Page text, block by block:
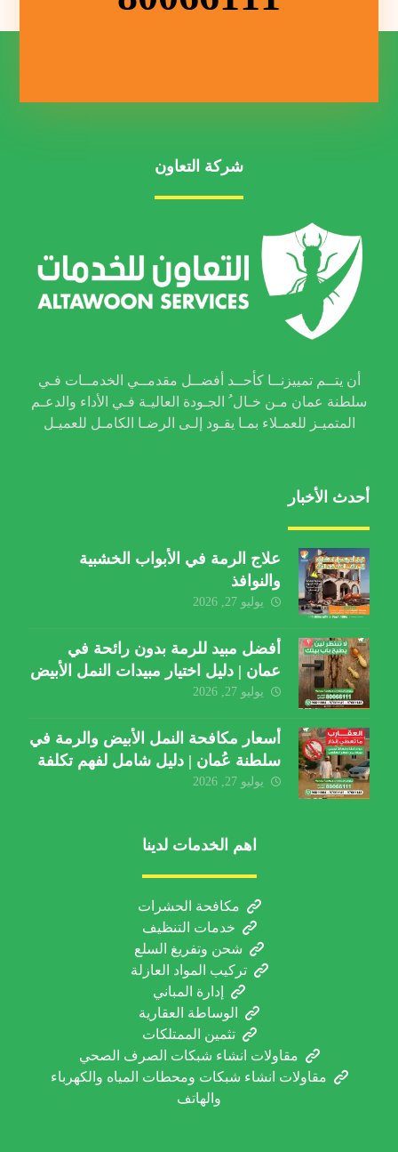
شركة التعاون
أن يتــم تمييزنــا كأحــد أفضــل مقدمــي الخدمــات فـي
سلطنة عمان مـن خـال ُ الجـودة العاليـة فـي الأداء والدعـم
المتميـز للعمـلاء بمـا يقـود إلـى الرضـا الكامـل للعميـل
أحدث الأخبار
علاج الرمة في الأبواب الخشبية
والنوافذ
يوليو 27, 2026
أفضل مبيد للرمة بدون رائحة في
عمان | دليل اختيار مبيدات النمل الأبيض
يوليو 27, 2026
أسعار مكافحة النمل الأبيض والرمة في
سلطنة عُمان | دليل شامل لفهم تكلفة
الخدمة والعوامل المؤثرة
يوليو 27, 2026
اهم الخدمات لدينا
مكافحة الحشرات
خدمات التنظيف
شحن وتفريغ السلع
تركيب المواد العازلة
إدارة المباني
الوساطة العقارية
تثمين الممتلكات
مقاولات انشاء شبكات الصرف الصحي
مقاولات انشاء شبكات ومحطات المياه والكهرباء
والهاتف